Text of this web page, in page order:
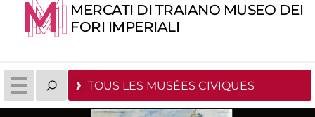
MERCATI DI TRAIANO MUSEO DEI
FORI IMPERIALI
TOUS LES MUSÉES CIVIQUES